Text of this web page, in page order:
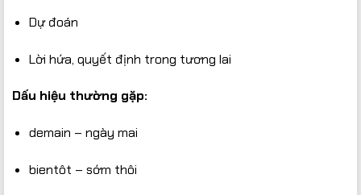
Dự đoán
Lời hứa, quyết định trong tương lai
Dấu hiệu thường gặp:
demain – ngày mai
bientôt – sớm thôi